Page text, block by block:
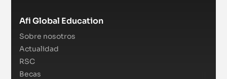
Afi Global Education
Sobre nosotros
Actualidad
RSC
Becas